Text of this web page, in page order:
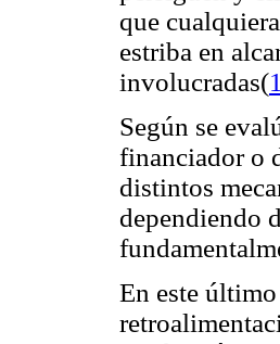
que
estriba en
involucradas(1
Según se
financiador o
distintos
dependiendo
En este